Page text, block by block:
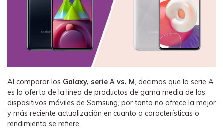
Al comparar los Galaxy, serie A vs. M, decimos que la serie A
es la oferta de la línea de productos de gama media de los
dispositivos móviles de Samsung, por tanto no ofrece la mejor
y más reciente actualización en cuanto a características o
rendimiento se refiere.